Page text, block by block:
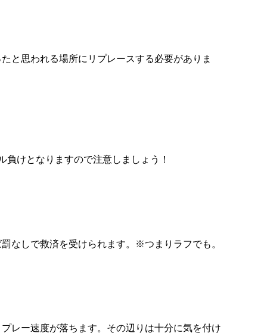
と思われる場所にリプレースする必要がありま
けとなりますので注意しましょう！
なしで救済を受けられます。※つまりラフでも。
レー速度が落ちます。その辺りは十分に気を付け